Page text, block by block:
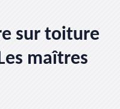
sur toiture
maîtres